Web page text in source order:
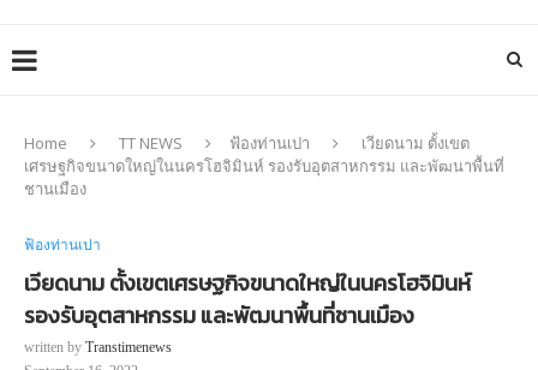
Home TT NEWS ฟ้องท่านเปา
เวียดนาม ตั้งเขต
เศรษฐกิจขนาดใหญ่ในนครโฮจิมินห์ รองรับอุตสาหกรรม และพัฒนาพื้นที่
ชานเมือง
ฟ้องท่านเปา
เวียดนาม ตั้งเขตเศรษฐกิจขนาดใหญ่ในนครโฮจิมินห์
รองรับอุตสาหกรรม และพัฒนาพื้นที่ชานเมือง
written by Transtimenews